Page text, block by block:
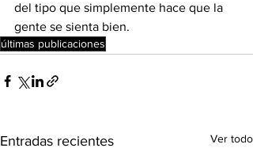
del tipo que simplemente hace que la
gente se sienta bien.
últimas publicaciones
Entradas recientes Ver todo